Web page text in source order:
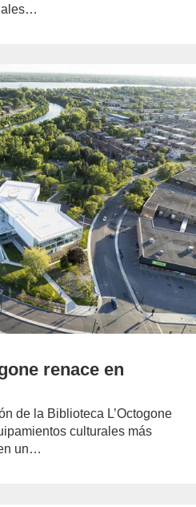
renace en
de la Biblioteca L’Octogone
culturales más
un…